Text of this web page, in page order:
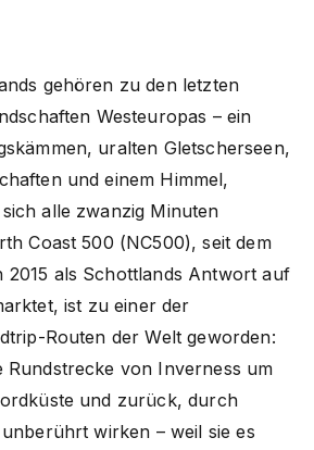
gehören zu den letzten
Westeuropas – ein
uralten Gletscherseen,
und einem Himmel,
alle zwanzig Minuten
Coast 500 (NC500), seit dem
2015 als Schottlands Antwort auf
ist zu einer der
Routen der Welt geworden:
Rundstrecke von Inverness um
und zurück, durch
wirken – weil sie es